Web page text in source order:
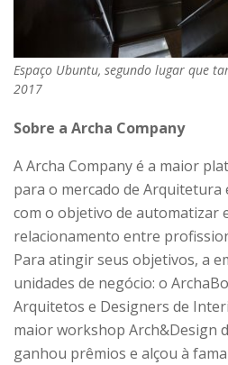
Espaço Ubuntu, segundo lugar que
2017
Sobre a Archa Company
A Archa Company é a maior
para o mercado de
com o objetivo de automatizar
relacionamento entre
Para atingir seus objetivos, a
unidades de negócio: o
Arquitetos e Designers de
maior workshop Arch&Design
ganhou prêmios e alçou à